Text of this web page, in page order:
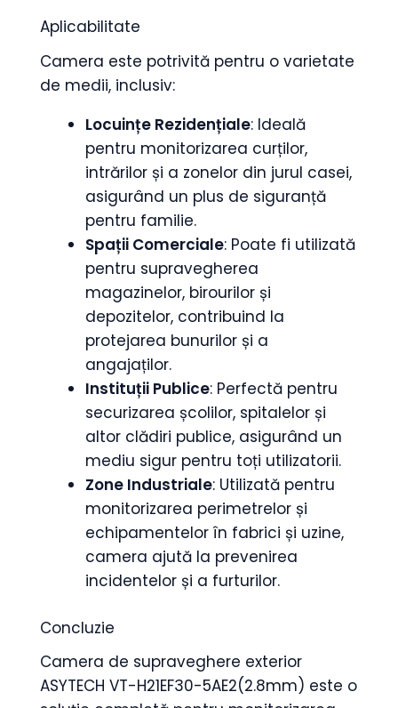
Aplicabilitate
Camera este potrivită pentru o varietate
de medii, inclusiv:
Locuințe Rezidențiale: Ideală
pentru monitorizarea curților,
intrărilor și a zonelor din jurul casei,
asigurând un plus de siguranță
pentru familie.
Spații Comerciale: Poate fi utilizată
pentru supravegherea
magazinelor, birourilor și
depozitelor, contribuind la
protejarea bunurilor și a
angajaților.
Instituții Publice: Perfectă pentru
securizarea școlilor, spitalelor și
altor clădiri publice, asigurând un
mediu sigur pentru toți utilizatorii.
Zone Industriale: Utilizată pentru
monitorizarea perimetrelor și
echipamentelor în fabrici și uzine,
camera ajută la prevenirea
incidentelor și a furturilor.
Concluzie
Camera de supraveghere exterior
ASYTECH VT-H21EF30-5AE2(2.8mm) este o